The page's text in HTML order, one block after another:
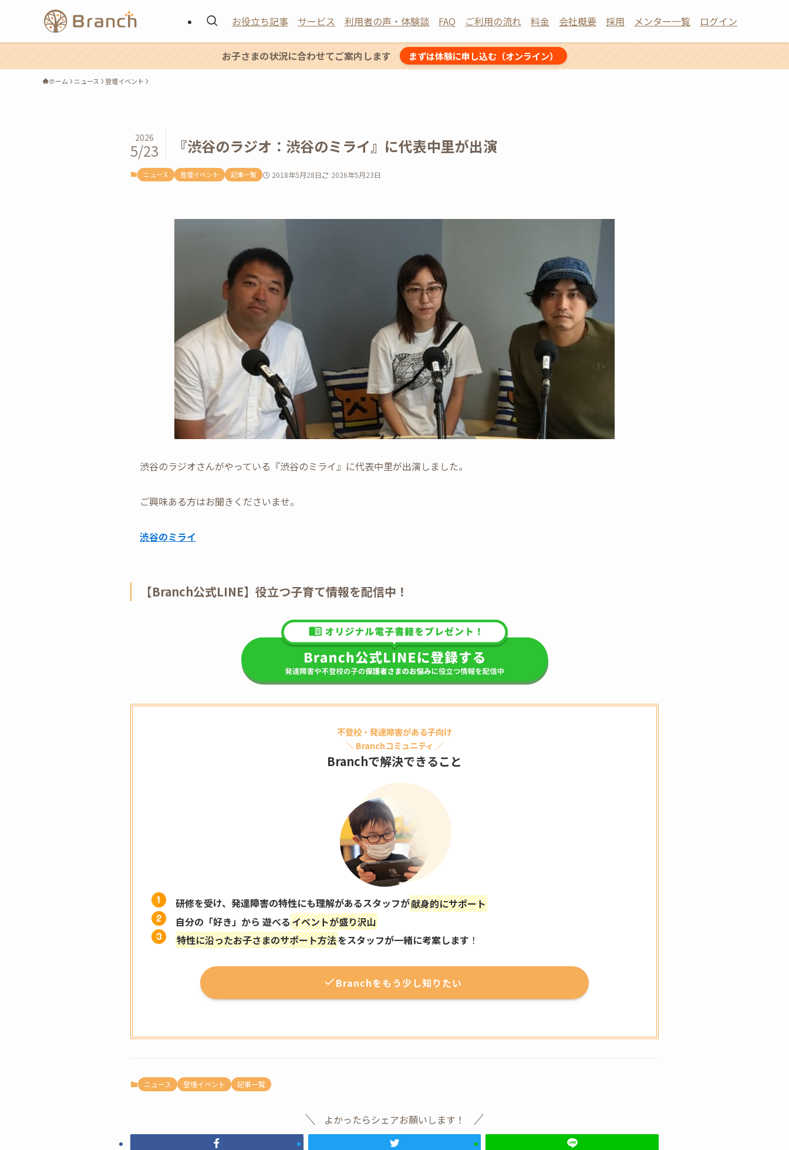
お役立ち記事 サービス 利用者の声・体験談 FAQ ご利用の流れ 料金 会社概要 採用 メンター一覧 ログイン
お子さまの状況に合わせてご案内します まずは体験に申し込む（オンライン）
ホーム ニュース 登壇イベント
『渋谷のラジオ：渋谷のミライ』に代表中里が出演
2026
5/23
ニュース 登壇イベント 記事一覧 2018年5月28日 2026年5月23日
渋谷のラジオさんがやっている『渋谷のミライ』に代表中里が出演しました。
ご興味ある方はお聞きくださいませ。
渋谷のミライ
【Branch公式LINE】役立つ子育て情報を配信中！
不登校・発達障害がある子向け
＼ Branchコミュニティ ／
Branchで解決できること
研修を受け、発達障害の特性にも理解があるスタッフが献身的にサポート
自分の「好き」から 遊べるイベントが盛り沢山
特性に沿ったお子さまのサポート方法をスタッフが一緒に考案します ！
Branchをもう少し知りたい
ニュース 登壇イベント 記事一覧
よかったらシェアお願いします！